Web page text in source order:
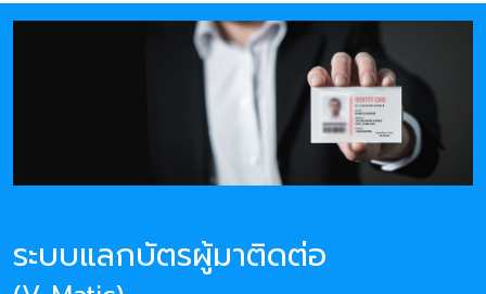
ระบบแลกบัตรผู้มาติดต่อ